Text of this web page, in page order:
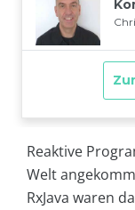
Reaktive
Welt
RxJava waren